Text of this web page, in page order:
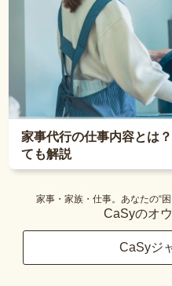
家事代行の仕事内容とは
ても解説
家事・家族・仕事。あなたの“
CaSyのオ
CaSyジ